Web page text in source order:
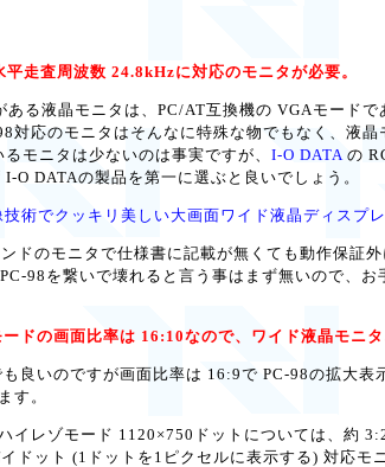
走査周波数 24.8kHzに対応のモニタが必要。
る液晶モニタは、PC/AT互換機の VGAモード
対応のモニタはそんなに特殊な物でもなく、液
モニタは少ないのは事実ですが、 I-O DATAの
O DATAの製品を第一に選ぶと良いでしょう。
術でクッキリ美しい大画面ワイド液晶ディスプ
ドのモニタで仕様書に記載が無くても動作保証
98を繋いで壊れると言う事はまず無いので、
ドの画面比率は 16:10なので、ワイド液晶モニ
良いのですが画面比率は 16:9で PC-98の拡大表
す。
レゾモード 1120×750ドットについては、約
ドット (1ドットを1ピクセルに表示する) 対応モ